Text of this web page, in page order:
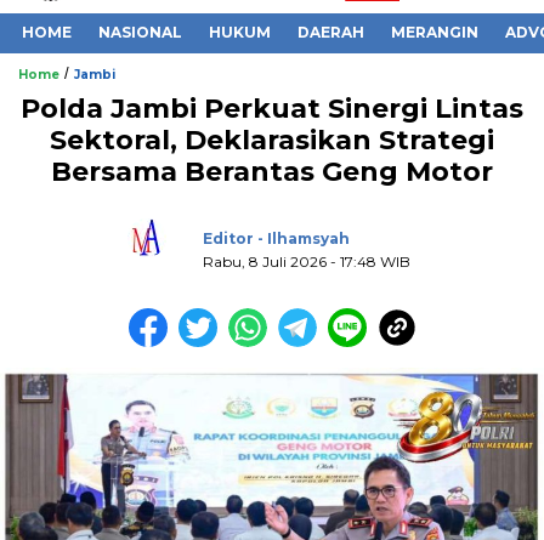
HOME NASIONAL HUKUM DAERAH MERANGIN
Home / Jambi
Polda Jambi Perkuat Sinergi Lintas
Sektoral, Deklarasikan Strategi
Bersama Berantas Geng Motor
Editor - Ilhamsyah
Rabu, 8 Juli 2026 - 17:48 WIB